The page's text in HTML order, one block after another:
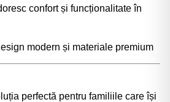
confort și funcționalitate în
modern și materiale premium
perfectă pentru familiile care își